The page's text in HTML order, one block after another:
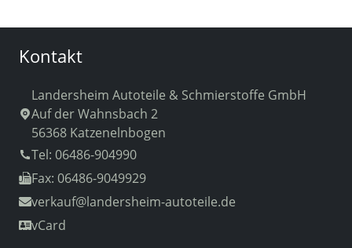
Kontakt
Landersheim Autoteile & Schmierstoffe GmbH
Auf der Wahnsbach 2
56368 Katzenelnbogen
Tel: 06486-904990
Fax: 06486-9049929
verkauf@landersheim-autoteile.de
vCard